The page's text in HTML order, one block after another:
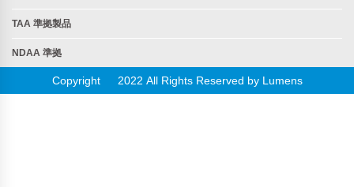
TAA 準拠製品
NDAA 準拠
Copyright © 2022 All Rights Reserved by Lumens